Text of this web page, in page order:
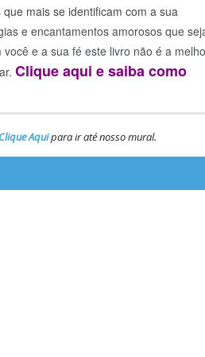
mais se identificam com a sua
e encantamentos amorosos que
e a sua fé este livro não é a
Clique aqui e saiba como
Clique Aquipara ir até nosso mural.